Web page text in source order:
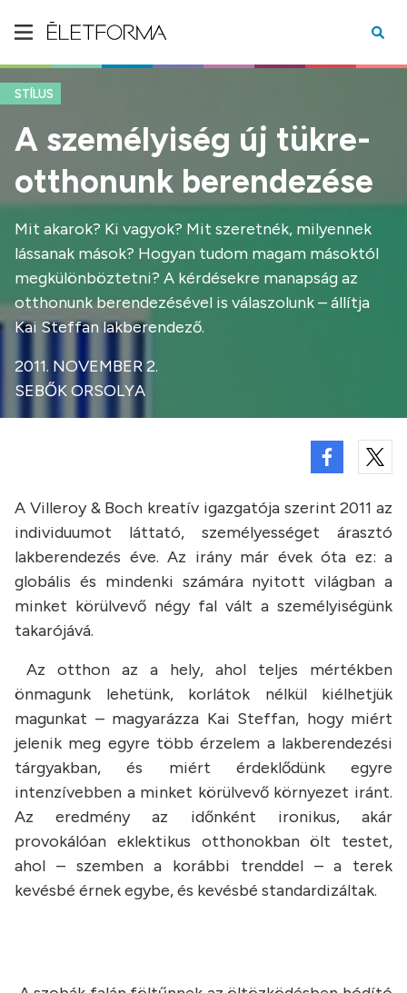
STÍLUS
A személyiség új tükre-
otthonunk berendezése
Mit akarok? Ki vagyok? Mit szeretnék, milyennek
lássanak mások? Hogyan tudom magam másoktól
megkülönböztetni? A kérdésekre manapság az
otthonunk berendezésével is válaszolunk – állítja
Kai Steffan lakberendező.
2011. NOVEMBER 2.
SEBŐK ORSOLYA
A Villeroy & Boch kreatív igazgatója szerint 2011 az
individuumot láttató, személyességet árasztó
lakberendezés éve. Az irány már évek óta ez: a
globális és mindenki számára nyitott világban a
minket körülvevő négy fal vált a személyiségünk
takarójává.
Az otthon az a hely, ahol teljes mértékben
önmagunk lehetünk, korlátok nélkül kiélhetjük
magunkat – magyarázza Kai Steffan, hogy miért
jelenik meg egyre több érzelem a lakberendezési
tárgyakban, és miért érdeklődünk egyre
intenzívebben a minket körülvevő környezet iránt.
Az eredmény az időnként ironikus, akár
provokálóan eklektikus otthonokban ölt testet,
ahol – szemben a korábbi trenddel – a terek
kevésbé érnek egybe, és kevésbé standardizáltak.